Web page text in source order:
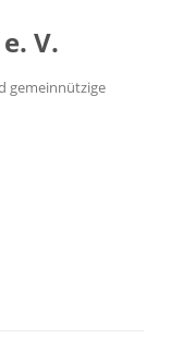
V.
gemeinnützige